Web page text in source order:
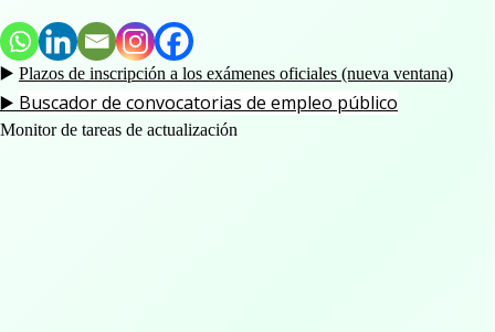
▶️ Plazos de inscripción a los exámenes oficiales (nueva ventana)
▶️ Buscador de convocatorias de empleo público
Monitor de tareas de actualización